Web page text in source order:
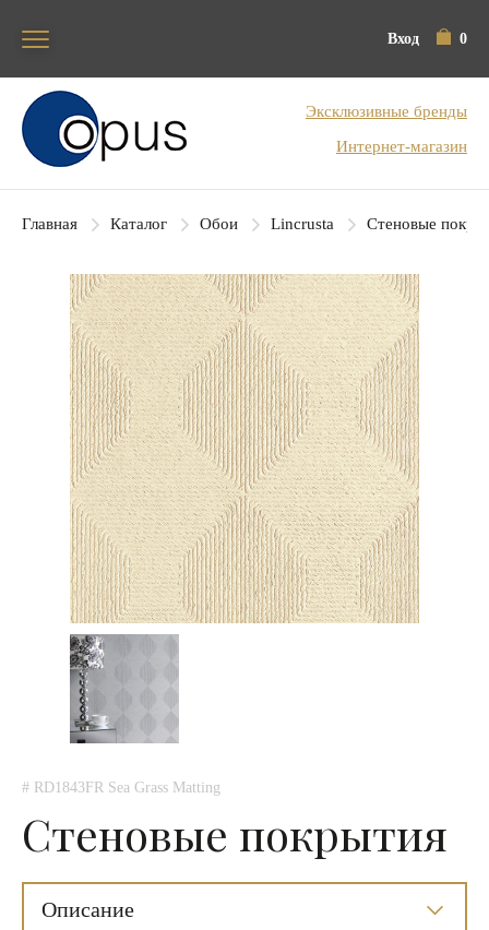
Вход 0
Блок поиска
Эксклюзивные бренды
Интернет-магазин
Главная Каталог Обои Lincrusta Стеновые
# RD1843FR Sea Grass Matting
Стеновые покрытия
Описание